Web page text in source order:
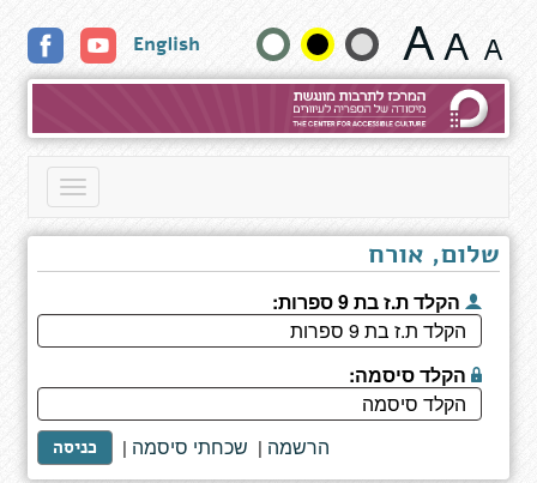
חיפוש
שנה
גודל
טקסט
English
Toggle
שלום, אורח
הקלד ת.ז בת 9 ספרות:
הקלד סיסמה:
כניסה | שכחתי סיסמה | הרשמה